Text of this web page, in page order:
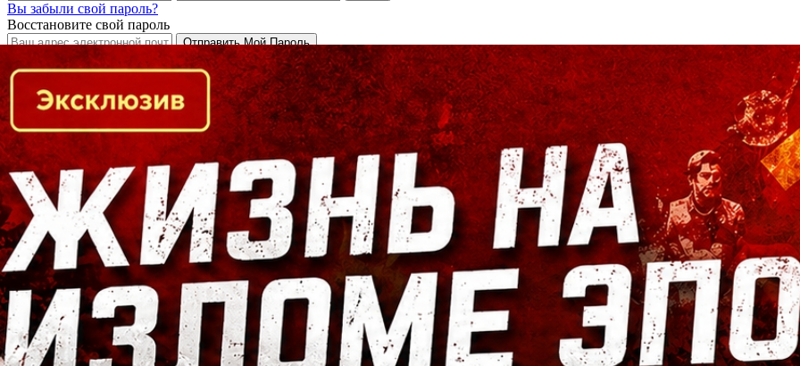
Вы забыли свой пароль?
Восстановите свой пароль
Кто есть кто в Байкальском регионе